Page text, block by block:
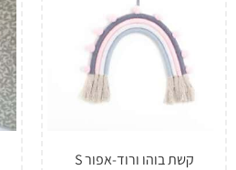
קשת בוהו ורוד-אפור S